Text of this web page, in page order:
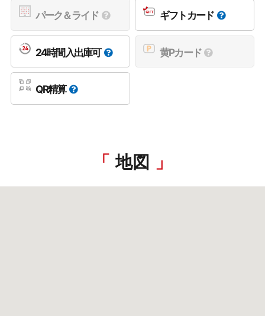
パーク＆ライド ギフトカード
24時間入出庫可 黄Pカード
QR精算
地図